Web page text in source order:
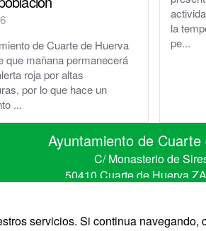
Protección Civil ·
Gestión de residuos en el
Rincón Solidario
Comarca Central ·
Transporte público
de Cuarte de Huerva
que mañana permanecerá
roja por altas
por lo que hace un
...
la
pe...
Ayuntamiento de
C/ Monasterio de
50410 Cuarte de Huerva
servicios. Si continua